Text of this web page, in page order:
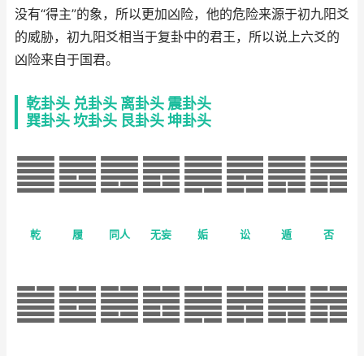
没有“得主”的象，所以更加凶险，他的危险来源于初九阳爻
的威胁，初九阳爻相当于复卦中的君王，所以说上六爻的
凶险来自于国君。
乾卦头 兑卦头 离卦头 震卦头
巽卦头坎卦头 艮卦头坤卦头
乾 履 同人 无妄 姤 讼 遁 否